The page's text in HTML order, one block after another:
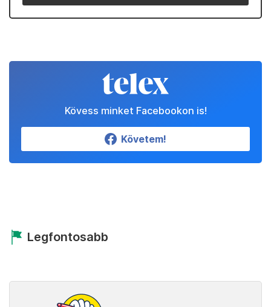
Kövess minket Facebookon is!
Követem!
Legfontosabb